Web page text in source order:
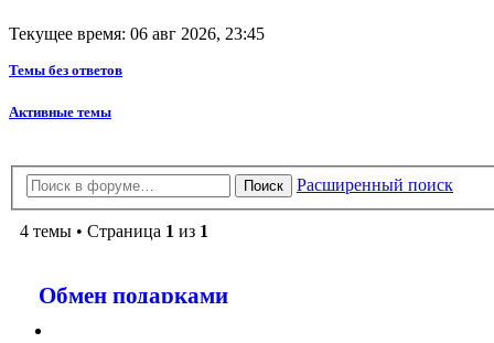
Текущее время: 06 авг 2026, 23:45
Темы без ответов
Активные темы
Поиск Расширенный поиск
4 темы • Страница 1 из 1
Обмен подарками